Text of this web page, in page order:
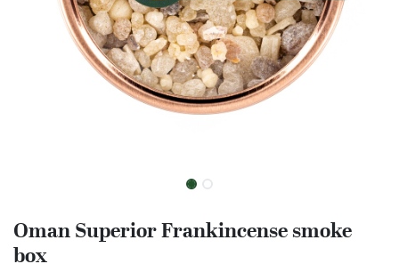
Oman Superior Frankincense smoke
box